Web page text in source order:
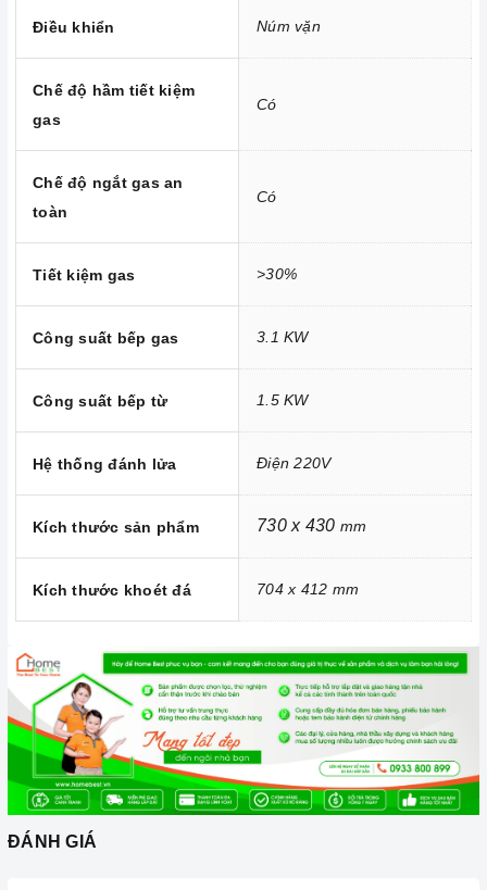
tại Miền Nam
Ảnh minh họa
Chúng tôi không chỉ biết bán mà còn quan tâm đến trải nghiệm
sản phẩm và các dịch vụ sau bán hàng, b
ên cạnh việc cung
trì và bảo dưỡng sản phẩm luôn được Home Best lưu tâm.
Thiết bị nhà bếp có sự cố hãy gọi ngay choHome Best Care
Hotline số0933 800 899 hoặc 028 66 798989.
Xem thêm chi tiết tại:Home Best Care - Trung tâm sửa chữa,
lắp đặt thiết bị Miền Nam
Điều khiển Núm vặn
Chế độ hầm tiết kiệm
gas
Có
Chế độ ngắt gas an
toàn
Có
Tiết kiệm gas >30%
Công suất bếp gas 3.1 KW
Công suất bếp từ 1.5 KW
Hệ thống đánh lửa Điện 220V
Kích thước sản phẩm 730 x 430 mm
Kích thước khoét đá 704 x 412 mm
ĐÁNH GIÁ